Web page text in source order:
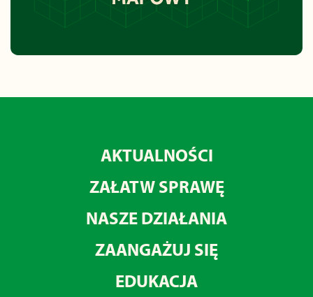
AKTUALNOŚCI
ZAŁATW SPRAWĘ
NASZE DZIAŁANIA
ZAANGAŻUJ SIĘ
EDUKACJA